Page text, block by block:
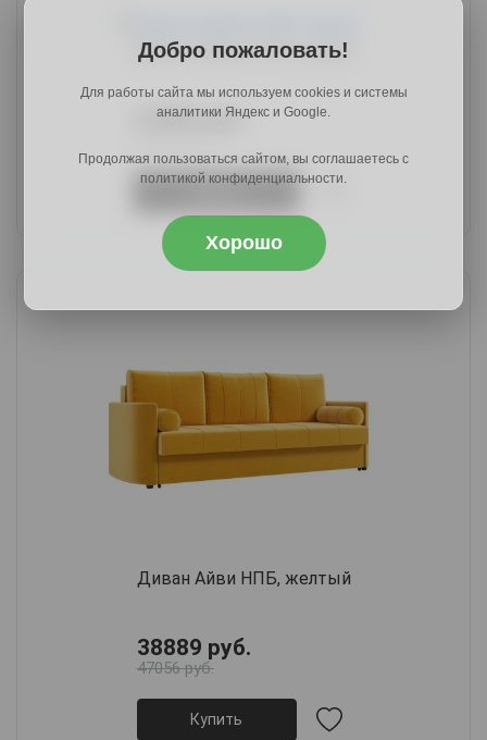
Диван Саймон НПБ, серый
37889 руб.
Диван Айви НПБ, желтый
38889 руб.
47056 руб.
Купить
Добро пожаловать!
Для работы сайта мы используем cookies и системы
аналитики Яндекс и Google.
Продолжая пользоваться сайтом, вы соглашаетесь с
политикой конфиденциальности.
Хорошо